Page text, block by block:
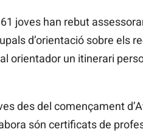
joves han rebut
d’orientació sobre els
orientador un itinerari
des del començament
són certificats de